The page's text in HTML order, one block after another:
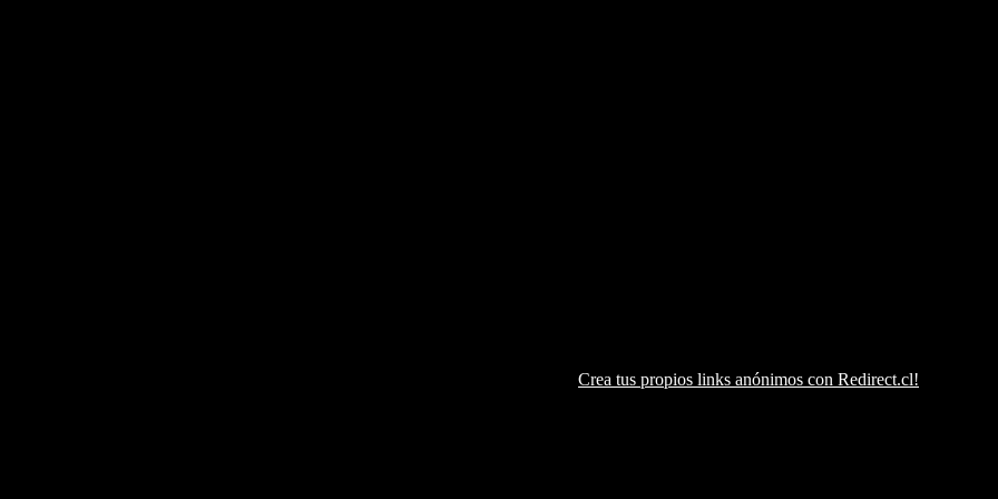
Crea tus propios links anónimos con Redirect.cl!